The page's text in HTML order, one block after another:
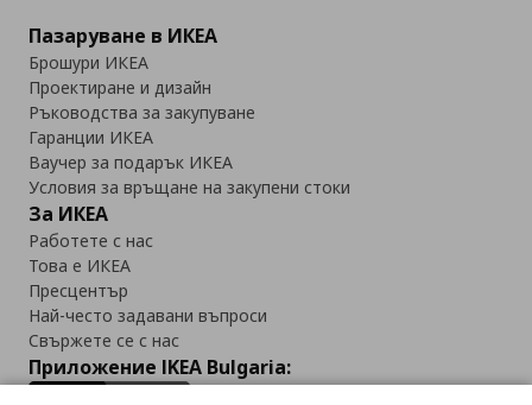
Пазаруване в ИКЕА
Брошури ИКЕА
Проектиране и дизайн
Ръководства за закупуване
Гаранции ИКЕА
Ваучер за подарък ИКЕА
Условия за връщане на закупени стоки
За ИКЕА
Работете с нас
Това е ИКЕА
Пресцентър
Най-често задавани въпроси
Свържете се с нас
Приложение IKEA Bulgaria: